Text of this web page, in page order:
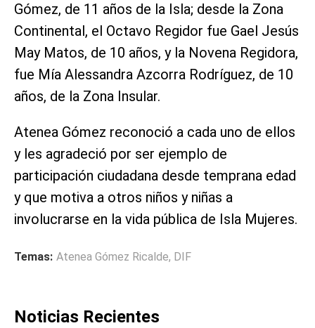
Gómez, de 11 años de la Isla; desde la Zona
Continental, el Octavo Regidor fue Gael Jesús
May Matos, de 10 años, y la Novena Regidora,
fue Mía Alessandra Azcorra Rodríguez, de 10
años, de la Zona Insular.
Atenea Gómez reconoció a cada uno de ellos
y les agradeció por ser ejemplo de
participación ciudadana desde temprana edad
y que motiva a otros niños y niñas a
involucrarse en la vida pública de Isla Mujeres.
Temas: Atenea Gómez Ricalde, DIF
Noticias Recientes